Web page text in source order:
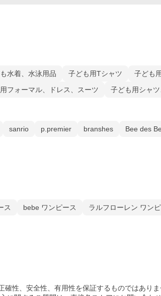
水着、水泳用品 子ども用Tシャツ 子ども
フォーマル、ドレス、スーツ 子ども用シャ
sanrio p.premier branshes Bee des
ス bebe ワンピース ラルフローレン ワン
性、安全性、有用性を保証するものではあり